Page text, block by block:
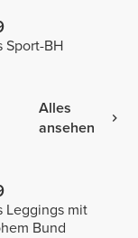
Sport-BH
Alles
ansehen
Leggings mit
Bund